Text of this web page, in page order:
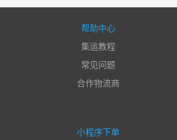
帮助中心
集运教程
常见问题
合作物流商
小程序下单